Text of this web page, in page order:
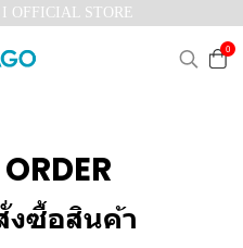
OFFICIAL STORE
0
งซื้อสินค้า